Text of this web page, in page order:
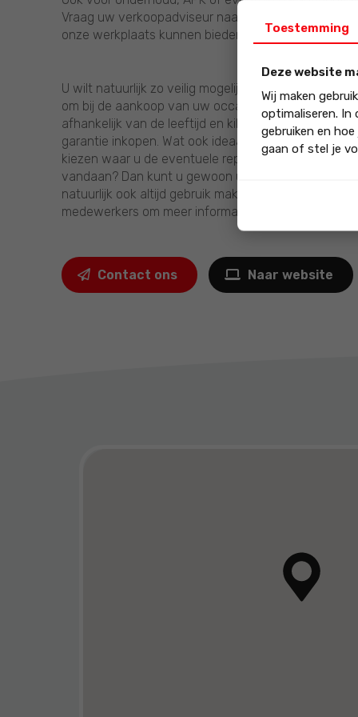
Vraag uw verkoopadviseur naar de afleveropties
onze werkplaats kunnen bieden.
U wilt natuurlijk zo veilig mogelijk de weg op.
om bij de aankoop van uw occasion een Autogarant
afhankelijk van de leeftijd en kilometerstand van uw
garantie inkopen. Wat ook ideaal is aan het
kiezen waar u de eventuele reperatie uit laat
vandaan? Dan kunt u gewoon uw eigen garage
natuurlijk ook altijd gebruik maken van onze
medewerkers om meer informate en de uitermate
Contact ons Naar website
Toestemming
Deze website
Wij maken
optimaliseren. In
gebruiken en
gaan of stel je